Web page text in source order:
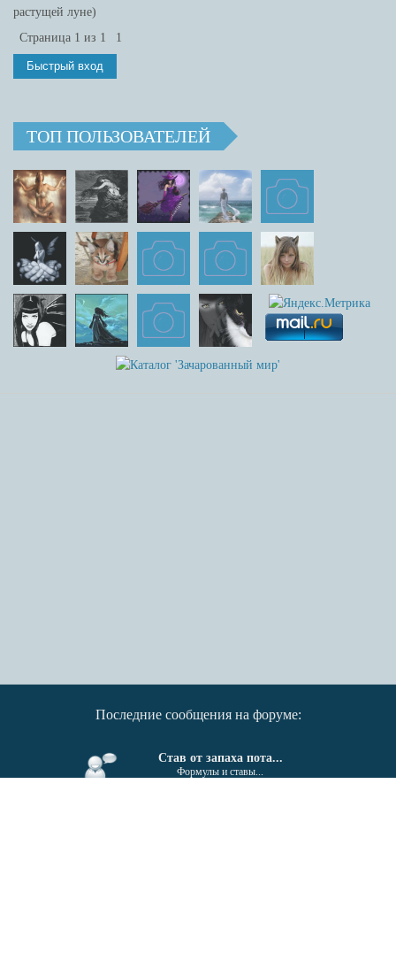
растущей луне)
Страница 1 из 1 1
ТОП ПОЛЬЗОВАТЕЛЕЙ
Последние сообщения на форуме:
Став от запаха пота...
Формулы и ставы...